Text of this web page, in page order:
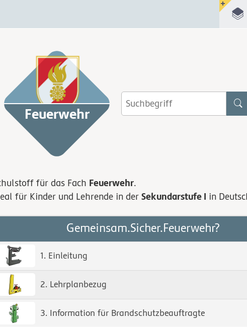
Feuerwehr
für das Fach Feuerwehr.
für Kinder und Lehrende in der Sekundarstufe I in
Gemeinsam.Sicher.Feuerwehr?
1. Einleitung
2. Lehrplanbezug
3. Information für Brandschutzbeauftragte